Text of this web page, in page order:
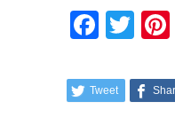
Tweet